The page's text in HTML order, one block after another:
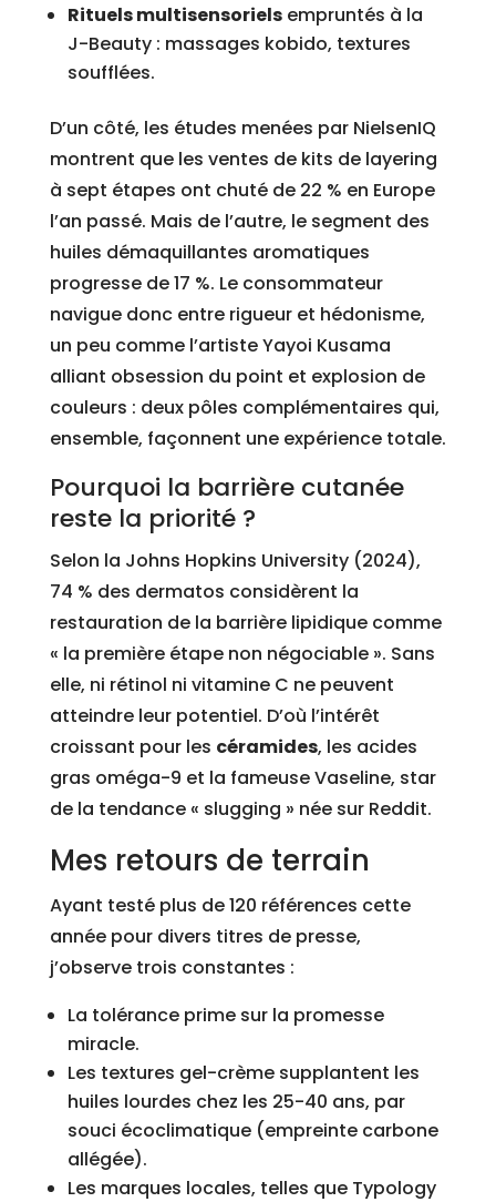
Rituels multisensorielsempruntés à la
J-Beauty : massages kobido, textures
soufflées.
D’un côté, les études menées par NielsenIQ
montrent que les ventes de kits de layering
à sept étapes ont chuté de 22 % en Europe
l’an passé. Mais de l’autre, le segment des
huiles démaquillantes aromatiques
progresse de 17 %. Le consommateur
navigue donc entre rigueur et hédonisme,
un peu comme l’artiste Yayoi Kusama
alliant obsession du point et explosion de
couleurs : deux pôles complémentaires qui,
ensemble, façonnent une expérience totale.
Pourquoi la barrière cutanée
reste la priorité ?
Selon la Johns Hopkins University (2024),
74 % des dermatos considèrent la
restauration de la barrière lipidique comme
« la première étape non négociable ». Sans
elle, ni rétinol ni vitamine C ne peuvent
atteindre leur potentiel. D’où l’intérêt
croissant pour les céramides, les acides
gras oméga-9 et la fameuse Vaseline, star
de la tendance « slugging » née sur Reddit.
Mes retours de terrain
Ayant testé plus de 120 références cette
année pour divers titres de presse,
j’observe trois constantes :
La tolérance prime sur la promesse
miracle.
Les textures gel-crème supplantent les
huiles lourdes chez les 25-40 ans, par
souci écoclimatique (empreinte carbone
allégée).
Les marques locales, telles que Typology